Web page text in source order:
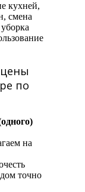
кухней,
смена
по
на
точно